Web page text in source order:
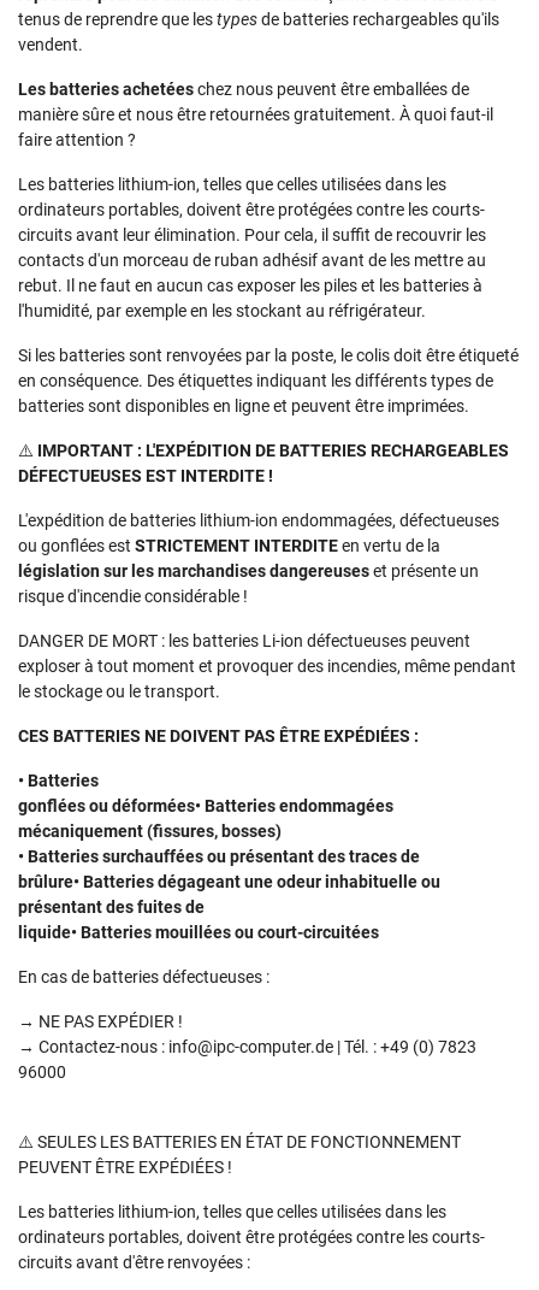
tenus de reprendre que lestypesde batteries rechargeables qu'ils
vendent.
Les batteries achetéeschez nous peuvent être emballées de
manière sûre et nous être retournées gratuitement. À quoi faut-il
faire attention ?
Les batteries lithium-ion, telles que celles utilisées dans les
ordinateurs portables, doivent être protégées contre les courts-
circuits avant leur élimination. Pour cela, il suffit de recouvrir les
contacts d'un morceau de ruban adhésif avant de les mettre au
rebut. Il ne faut en aucun cas exposer les piles et les batteries à
l'humidité, par exemple en les stockant au réfrigérateur.
Si les batteries sont renvoyées par la poste, le colis doit être étiqueté
en conséquence. Des étiquettes indiquant les différents types de
batteries sont disponibles en ligne et peuvent être imprimées.
⚠️ IMPORTANT : L'EXPÉDITION DE BATTERIES RECHARGEABLES
DÉFECTUEUSES EST INTERDITE !
L'expédition de batteries lithium-ion endommagées, défectueuses
ou gonflées est STRICTEMENT INTERDITEen vertu de la
législation sur les marchandises dangereuseset présente un
risque d'incendie considérable !
DANGER DE MORT : les batteries Li-ion défectueuses peuvent
exploser à tout moment et provoquer des incendies, même pendant
le stockage ou le transport.
CES BATTERIES NE DOIVENT PAS ÊTRE EXPÉDIÉES :
• Batteries
gonflées ou déformées• Batteries endommagées
mécaniquement (fissures, bosses)
• Batteries surchauffées ou présentant des traces de
brûlure• Batteries dégageant une odeur inhabituelle ou
présentant des fuites de
liquide• Batteries mouillées ou court-circuitées
En cas de batteries défectueuses :
→ NE PAS EXPÉDIER !
→ Contactez-nous : info@ipc-computer.de | Tél. : +49 (0) 7823
96000
⚠️ SEULES LES BATTERIES EN ÉTAT DE FONCTIONNEMENT
PEUVENT ÊTRE EXPÉDIÉES !
Les batteries lithium-ion, telles que celles utilisées dans les
ordinateurs portables, doivent être protégées contre les courts-
circuits avant d'être renvoyées :